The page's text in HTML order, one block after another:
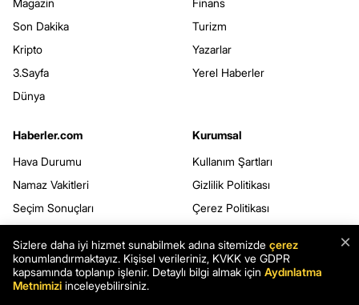
Son Dakika
Kripto
3.Sayfa
Dünya
Turizm
Yazarlar
Yerel Haberler
Haberler.com
Hava Durumu
Namaz Vakitleri
Seçim Sonuçları
Rüya Tabirleri
Yemek Tarifleri
Kurumsal
Kullanım Şartları
Gizlilik Politikası
Çerez Politikası
Veri Sahibi Başvuru Formu
Webmaster
×
Sizlere daha iyi hizmet sunabilmek adına sitemizde çerez
konumlandırmaktayız. Kişisel verileriniz, KVKK ve GDPR
kapsamında toplanıp işlenir. Detaylı bilgi almak için Aydınlatma
Metnimizi inceleyebilirsiniz.